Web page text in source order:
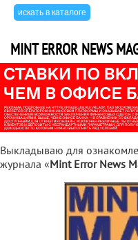
MINT ERROR NEWS
Выкладываю для
журнала «Mint Error News